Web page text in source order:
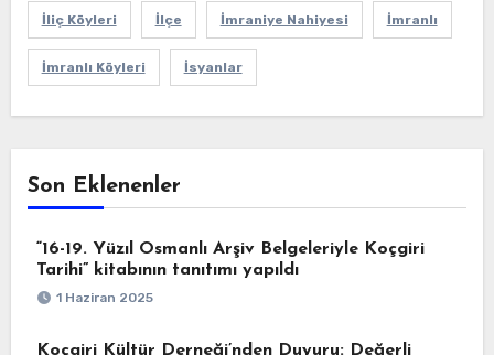
İliç Köyleri İlçe İmraniye Nahiyesi İmranlı
İmranlı Köyleri İsyanlar
Son Eklenenler
“16-19. Yüzıl Osmanlı Arşiv Belgeleriyle Koçgiri
Tarihi” kitabının tanıtımı yapıldı
1 Haziran 2025
Koçgiri Kültür Derneği’nden Duyuru: Değerli